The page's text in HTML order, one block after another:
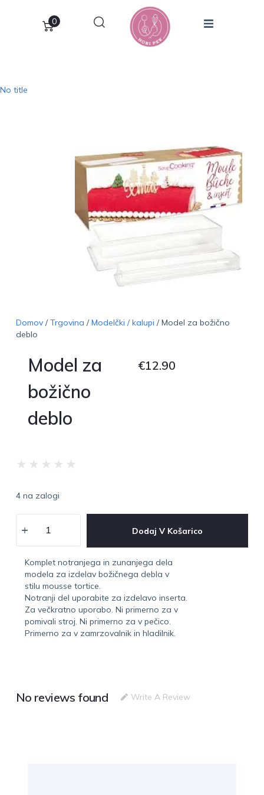
0
No title
Domov/Trgovina /Modelčki / kalupi / Model za božično
deblo
Model za
božično
deblo
€12.90
★ ★ ★ ★ ★
4 na zalogi
Dodaj V Košarico
Komplet notranjega in zunanjega dela
modela za izdelav božičnega debla v
stilu mousse tortice.
Notranji del uporabite za izdelavo inserta.
Za večkratno uporabo. Ni primerno za v
pomivali stroj. Ni primerno za v pečico.
Primerno za v zamrzovalnik in hladilnik.
No reviews found Write A Review